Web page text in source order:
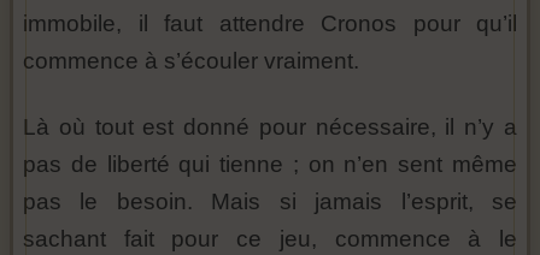
immobile, il faut attendre Cronos pour qu’il
commence à s’écouler vraiment.
Là où tout est donné pour nécessaire, il n’y a
pas de liberté qui tienne ; on n’en sent même
pas le besoin. Mais si jamais l’esprit, se
sachant fait pour ce jeu, commence à le